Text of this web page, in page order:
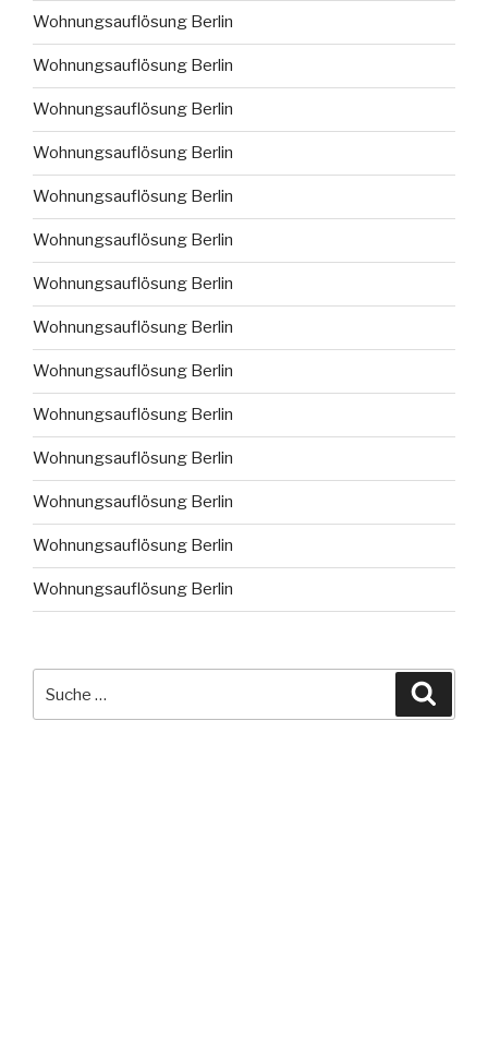
Wohnungsauflösung Berlin
Wohnungsauflösung Berlin
Wohnungsauflösung Berlin
Wohnungsauflösung Berlin
Wohnungsauflösung Berlin
Wohnungsauflösung Berlin
Wohnungsauflösung Berlin
Wohnungsauflösung Berlin
Wohnungsauflösung Berlin
Wohnungsauflösung Berlin
Wohnungsauflösung Berlin
Wohnungsauflösung Berlin
Wohnungsauflösung Berlin
Wohnungsauflösung Berlin
nach: